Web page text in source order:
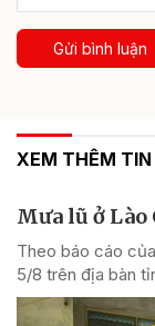
Gửi bình luận
XEM THÊM
Mưa lũ ở
Theo báo cáo
5/8 trên địa bàn